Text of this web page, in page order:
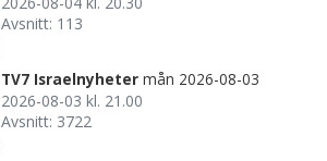
Avsnitt: 113
TV7 Israelnyheter mån 2026-08-03
2026-08-03 kl. 21.00
Avsnitt: 3722